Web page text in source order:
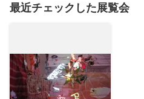
最近チェックした展覧会